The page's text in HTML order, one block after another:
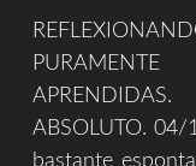
ABSOLUTO.
bastante